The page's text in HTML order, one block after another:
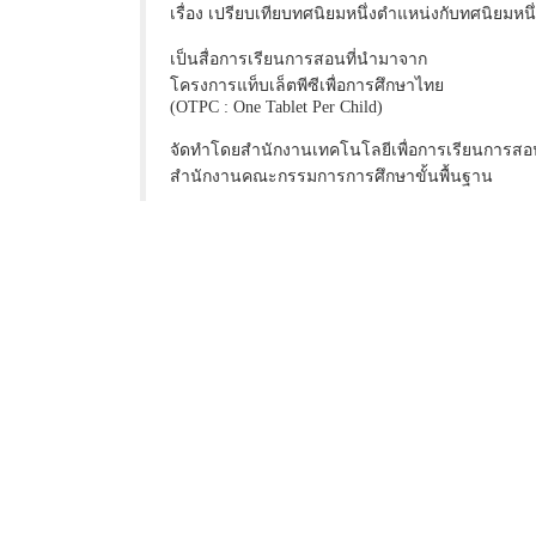
เรื่อง เปรียบเทียบทศนิยมหนึ่งตำแหน่งกับทศนิยมห
เป็นสื่อการเรียนการสอนที่นำมาจาก
โครงการแท็บเล็ตพีซีเพื่อการศึกษาไทย
(OTPC : One Tablet Per Child)
จัดทำโดยสำนักงานเทคโนโลยีเพื่อการเรียนการส
สำนักงานคณะกรรมการการศึกษาขั้นพื้นฐาน